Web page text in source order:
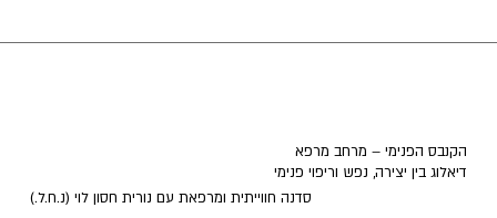
הקנבס הפנימי – מרחב מרפא
דיאלוג בין יצירה, נפש וריפוי פנימי
סדנה חווייתית ומרפאת עם נורית חסון לוי (נ.ח.ל.)